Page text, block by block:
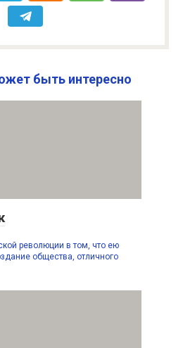
быть интересно
революции в том, что ею
общества, отличного